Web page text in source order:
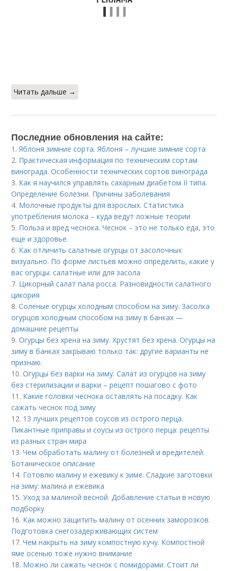
Читать дальше →
Последние обновления на сайте:
1.Яблоня зимние сорта. Яблоня – лучшие зимние сорта
2. Практическая информация по техническим сортам
винограда. Особенности технических сортов винограда
3. Как я научился управлять сахарным диабетом II типа.
Определение болезни. Причины заболевания
4. Молочные продукты для взрослых. Статистика
употребления молока – куда ведут ложные теории
5. Польза и вред чеснока. Чеснок – это не только еда, это
еще и здоровье.
6. Как отличить салатные огурцы от засолочных
визуально. По форме листьев можно определить, какие у
вас огурцы: салатные или для засола
7. Цикорный салат пала росса. Разновидности салатного
цикория
8.Соленые огурцы холодным способом на зиму. Засолка
огурцов холодным способом на зиму в банках —
домашние рецепты
9.Огурцы без хрена на зиму. Хрустят без хрена. Огурцы на
зиму в банках закрываю только так: другие варианты не
признаю.
10.Огурцы без варки на зиму. Салат из огурцов на зиму
без стерилизации и варки – рецепт пошагово с фото
11. Какие головки чеснока оставлять на посадку. Как
сажать чеснок под зиму
12. 13 лучших рецептов соусов из острого перца.
Пикантные приправы и соусы из острого перца: рецепты
из разных стран мира
13.Чем обработать малину от болезней и вредителей.
Ботаническое описание
14. Готовлю малину и ежевику к зиме. Сладкие заготовки
на зиму: малина и ежевика
15.Уход за малиной весной. Добавление статьи в новую
подборку
16. Как можно защитить малину от осенних заморозков.
Подготовка снегозадерживающих систем
17.Чем накрыть на зиму компостную кучу. Компостной
яме осенью тоже нужно внимание
18. Можно ли сажать чеснок с помидорами. Стоит ли